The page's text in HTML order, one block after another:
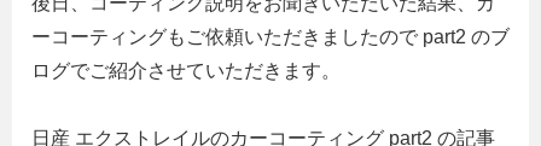
ーコーティングもご依頼いただきましたので part2 のブ
ログでご紹介させていただきます。
日産 エクストレイルのカーコーティング part2 の記事